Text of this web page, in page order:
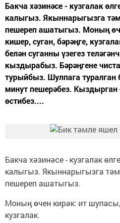
Бакча хәзинәсе - кузгалак
калыгыз. Якыннарыгызга
пешереп ашатыгыз. Моның
кишер, суган, бәрәңге,
белән суганны үзегез
кыздырабыз. Бәрәңгене
турыйбыз. Шулпага туралган
минут пешерәбез. Кыздырган
өстибез....
Бакча хәзинәсе - кузгалак
калыгыз. Якыннарыгызга
пешереп ашатыгыз.
Моның өчен кирәк: ит шупасы,
кузгалак.